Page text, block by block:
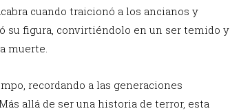
cuando traicionó a los ancianos y
su figura, convirtiéndolo en un ser temido y
muerte.
recordando a las generaciones
allá de ser una historia de terror, esta